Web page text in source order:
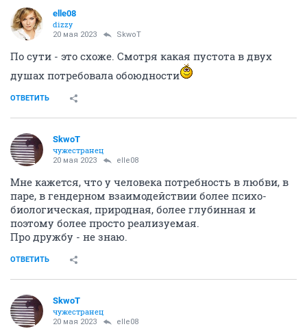
elle08
dizzy
20 мая 2023 SkwоT
По сути - это схоже. Смотря какая пустота в двух
душах потребовала обоюдности
ОТВЕТИТЬ
SkwоT
чужестранец
20 мая 2023 elle08
Мне кажется, что у человека потребность в любви, в
паре, в гендерном взаимодействии более психо-
биологическая, природная, более глубинная и
поэтому более просто реализуемая.
Про дружбу - не знаю.
ОТВЕТИТЬ
SkwоT
чужестранец
20 мая 2023 elle08